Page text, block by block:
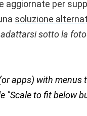
aggiornate per
soluzione
sotto la
apps) with menus
"Scale to fit below